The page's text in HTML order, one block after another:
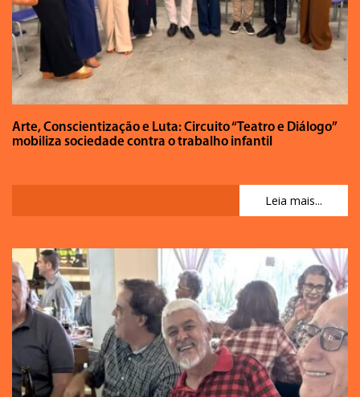
Arte, Conscientização e Luta: Circuito “Teatro e Diálogo”
mobiliza sociedade contra o trabalho infantil
Leia mais...